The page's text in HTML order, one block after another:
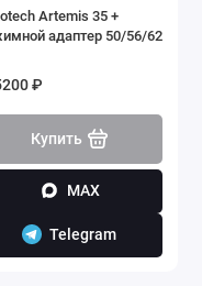
Artemis 35 +
адаптер 50/56/62
₽
Купить
MAX
Telegram